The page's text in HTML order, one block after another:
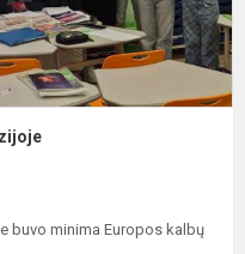
buvo minima Europos kalbų